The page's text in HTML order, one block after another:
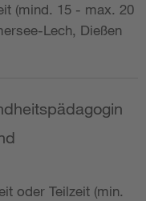
(mind. 15 - max. 20
Lech, Dießen
oder Teilzeit (min.